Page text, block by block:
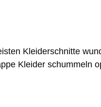
Kleiderschnitte
Kleider schummeln